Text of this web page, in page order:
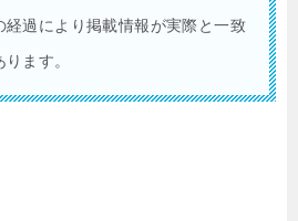
経過により掲載情報が実際と一致
ます。